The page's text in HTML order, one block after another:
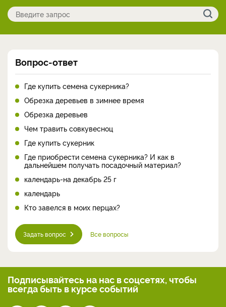
Вопрос-ответ
Где купить семена сукерника?
Обрезка деревьев в зимнее время
Обрезка деревьев
Чем травить совкувесноц
Где купить сукерник
Где приобрести семена сукерника? И как в
дальнейшем получать посадочный материал?
календарь-на декабрь 25 г
календарь
Кто завелся в моих перцах?
Задать вопрос Все вопросы
Подписывайтесь на нас в соцсетях, чтобы
всегдабыть в курсе событий